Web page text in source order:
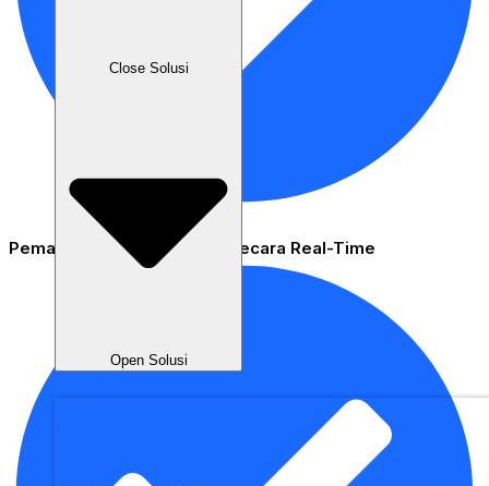
Close Solusi
Open Solusi
Pemantauan Aktivitas Staf Secara Real-Time